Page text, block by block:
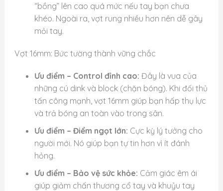
“bồng” lên cao quá mức nếu tay bạn chưa
khéo. Ngoài ra, vợt rung nhiều hơn nên dễ gây
mỏi tay.
Vợt 16mm: Bức tường thành vững chắc
Ưu điểm – Control đỉnh cao: Đây là vua của
những cú dink và block (chặn bóng). Khi đối thủ
tấn công mạnh, vợt 16mm giúp bạn hấp thụ lực
và trả bóng an toàn vào trong sân.
Ưu điểm – Điểm ngọt lớn: Cực kỳ lý tưởng cho
người mới. Nó giúp bạn tự tin hơn vì ít đánh
hỏng.
Ưu điểm – Bảo vệ sức khỏe: Cảm giác êm ái
giúp giảm chấn thương cổ tay và khuỷu tay